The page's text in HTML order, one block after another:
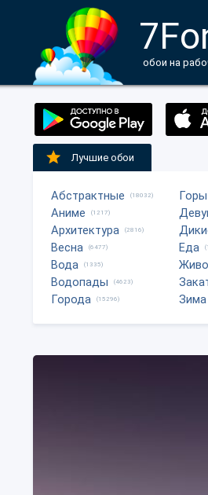
обои на
Лучшие обои
Абстрактные (18032)
Аниме (1217)
Архитектура (2816)
Весна (6477)
Вода (1335)
Водопады (4623)
Города (15296)
Горы
Еда
Зима